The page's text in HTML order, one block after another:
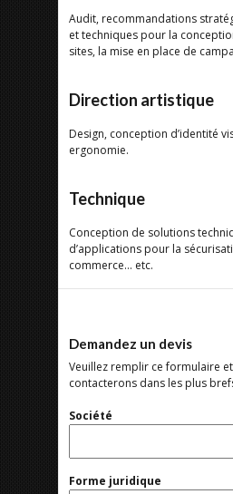
Audit, recommandations
et techniques pour la
sites, la mise en place de
Direction artistique
Design, conception d’identité
ergonomie.
Technique
Conception de solutions
d’applications pour la
commerce… etc.
Demandez un devis
Veuillez remplir ce formulaire
contacterons dans les plus
Société
Forme juridique